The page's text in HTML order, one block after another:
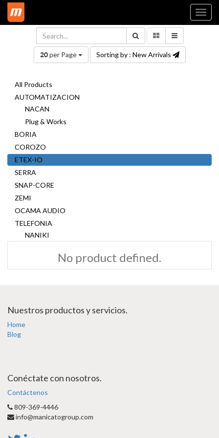
20per Page Sorting by : New Arrivals
All Products
AUTOMATIZACION
NACAN
Plug & Works
BORIA
COROZO
ETEX-IO
SERRA
SNAP-CORE
ZEMI
OCAMA AUDIO
TELEFONIA
NANIKI
No product defined.
Nuestros productos y servicios.
Home
Blog
Conéctate con nosotros.
Contáctenos
809-369-4446
info@manicatogroup.com